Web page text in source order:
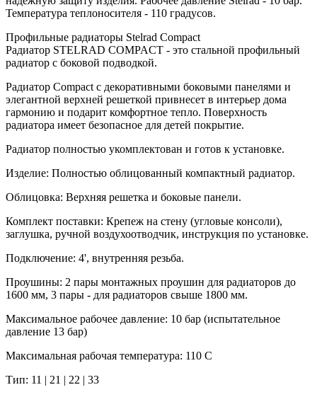
Температура теплоносителя - 110 градусов.
Профильные радиаторы Stelrad Compact
Радиатор STELRAD COMPACT - это стальной профильный
радиатор с боковой подводкой.
Радиатор Compact с декоративными боковыми панелями и
элегантной верхней решеткой привнесет в интерьер дома
гармонию и подарит комфортное тепло. Поверхность
радиатора имеет безопасное для детей покрытие.
Радиатор полностью укомплектован и готов к установке.
Изделие: Полностью облицованный компактный радиатор.
Облицовка: Верхняя решетка и боковые панели.
Комплект поставки: Крепеж на стену (угловые консоли),
заглушка, ручной воздухоотводчик, инструкция по установке.
Подключение: 4', внутренняя резьба.
Проушины: 2 пары монтажных проушин для радиаторов до
1600 мм, 3 пары - для радиаторов свыше 1800 мм.
Максимальное рабочее давление: 10 бар (испытательное
давление 13 бар)
Максимальная рабочая температура: 110 C
Тип: 11 | 21 | 22 | 33